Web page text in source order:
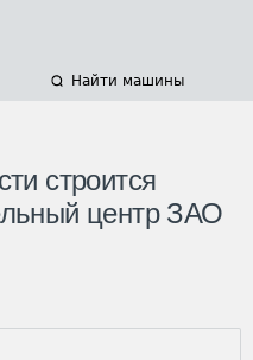
Найти машины
строится
центр ЗАО